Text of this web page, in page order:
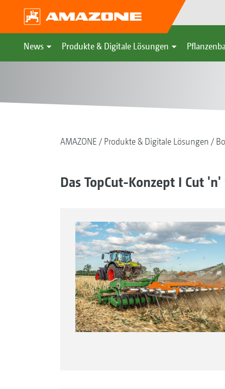
News Produkte & Digitale Lösungen
AMAZONE Produkte & Digitale Lösungen
Das TopCut-Konzept I Cut